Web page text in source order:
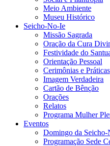
Meio Ambiente
Museu Histórico
Seicho-No-Ie
Missão Sagrada
Oração da Cura
Festividade do
Orientação Pessoal
Cerimônias e Práticas
Imagem Verdadeira
Cartão de Bênção
Orações
Relatos
Programa Mulher
Eventos
Domingo da Seicho-
Programação Sede